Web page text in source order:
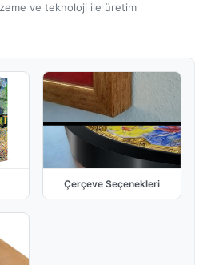
ve teknoloji ile üretim
Çerçeve Seçenekleri